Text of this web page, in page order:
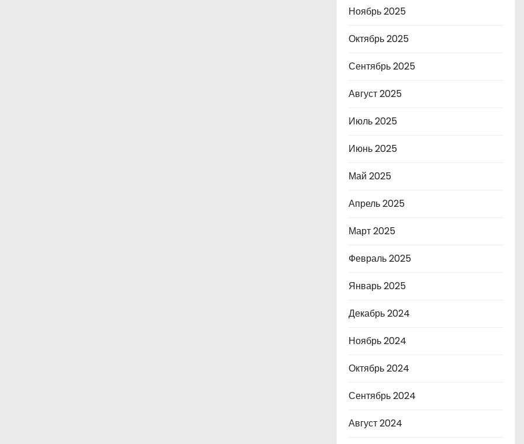
Ноябрь 2025
Октябрь 2025
Сентябрь 2025
Август 2025
Июль 2025
Июнь 2025
Май 2025
Апрель 2025
Март 2025
Февраль 2025
Январь 2025
Декабрь 2024
Ноябрь 2024
Октябрь 2024
Сентябрь 2024
Август 2024